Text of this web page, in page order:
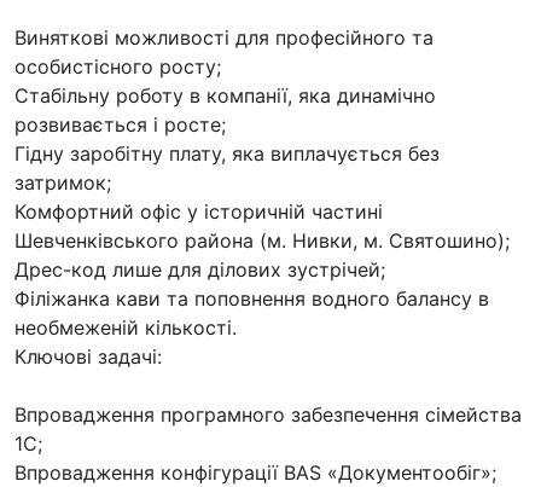
Виняткові можливості для професійного та
особистісного росту;
Стабільну роботу в компанії, яка динамічно
розвивається і росте;
Гідну заробітну плату, яка виплачується без
затримок;
Комфортний офіс у історичній частині
Шевченківського района (м. Нивки, м. Святошино);
Дрес-код лише для ділових зустрічей;
Філіжанка кави та поповнення водного балансу в
необмеженій кількості.
Ключові задачі:
Впровадження програмного забезпечення сімейства
1С;
Впровадження конфігурації BAS «Документообіг»;